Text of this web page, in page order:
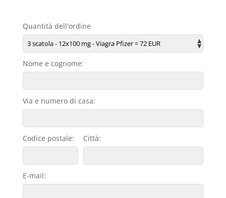
Quantità dell'ordine
Nome e cognome:
Via e numero di casa:
Codice postale: Città:
E-mail: